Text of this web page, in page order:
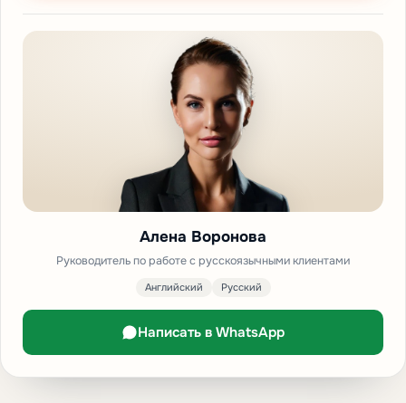
Алена Воронова
Руководитель по работе с русскоязычными клиентами
Английский Русский
Написать в WhatsApp